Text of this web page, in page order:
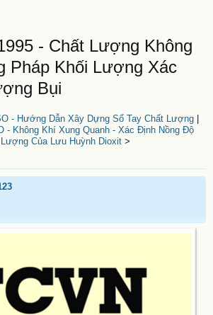
- Chất Lượng Không
Pháp Khối Lượng Xác
Bụi
- Hướng Dẫn Xây Dựng Sổ Tay Chất Lượng|
- Không Khí Xung Quanh - Xác Định Nồng Độ
Lượng Của Lưu Huỳnh Dioxit>